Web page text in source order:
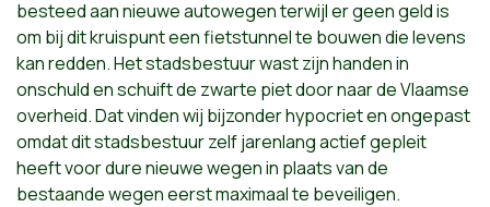
besteed aan nieuwe autowegen terwijl er geen geld is
om bij dit kruispunt een fietstunnel te bouwen die levens
kan redden. Het stadsbestuur wast zijn handen in
onschuld en schuift de zwarte piet door naar de Vlaamse
overheid. Dat vinden wij bijzonder hypocriet en ongepast
omdat dit stadsbestuur zelf jarenlang actief gepleit
heeft voor dure nieuwe wegen in plaats van de
bestaande wegen eerst maximaal te beveiligen.